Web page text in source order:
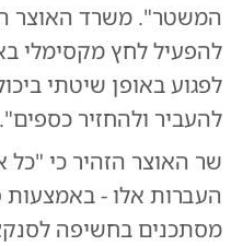
המשטר". משרד האוצר
להפעיל לחץ מקסימלי
לפגוע באופן שיטתי
להעביר ולהחזיר כספים".
שר האוצר הזהיר כי
העברות אלו - באמצעות
מסתכנים בחשיפה